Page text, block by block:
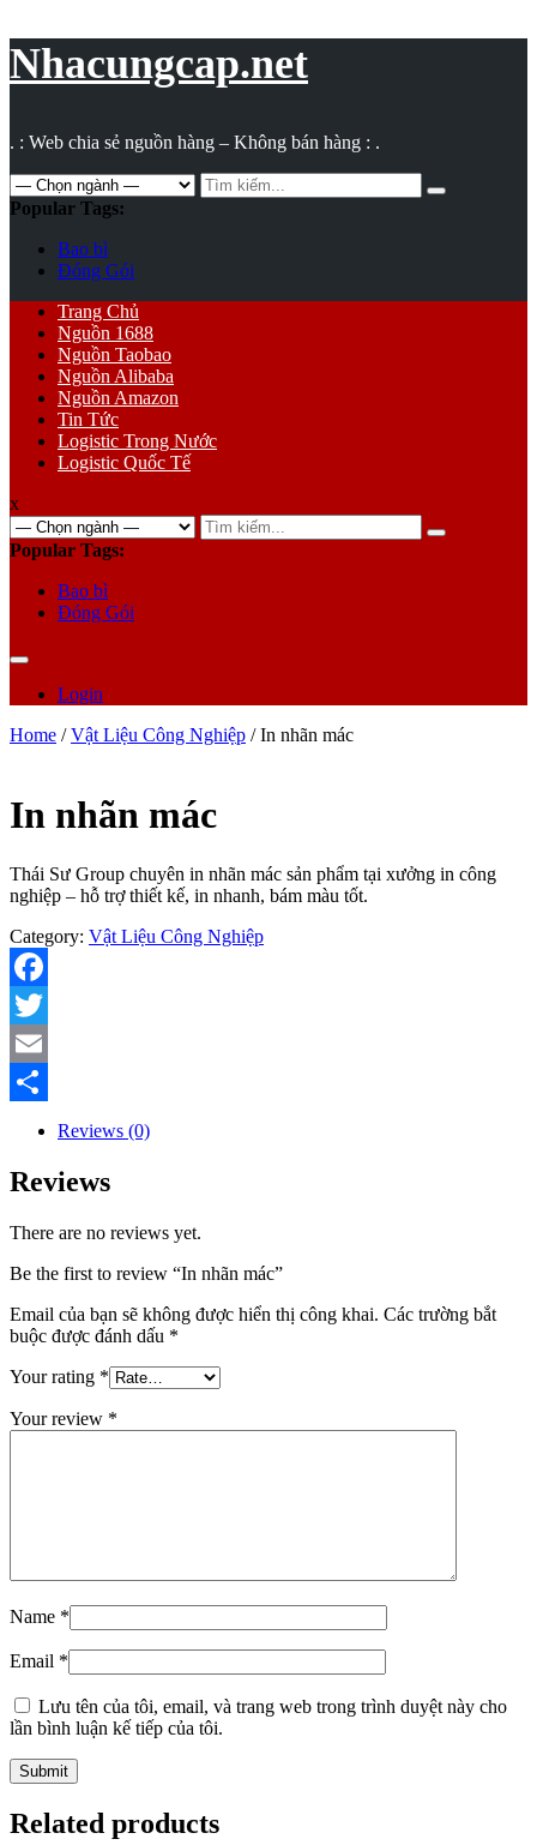
Nhacungcap.net
. : Web chia sẻ nguồn hàng – Không bán hàng : .
Search
for:
Popular Tags:
Bao bì
Đóng Gói
Primary
Menu
Trang Chủ
Nguồn 1688
Nguồn Taobao
Nguồn Alibaba
Nguồn Amazon
Tin Tức
Logistic Trong Nước
Logistic Quốc Tế
x
Search
for:
Popular Tags:
Bao bì
Đóng Gói
Login
Home /Vật Liệu Công Nghiệp / In nhãn mác
In nhãn mác
Thái Sư Group chuyên in nhãn mác sản phẩm tại xưởng in công
nghiệp – hỗ trợ thiết kế, in nhanh, bám màu tốt.
Category: Vật Liệu Công Nghiệp
Facebook
Twitter
Email
Reviews (0)
Reviews
There are no reviews yet.
Be the first to review “In nhãn mác”
Email của bạn sẽ không được hiển thị công khai. Các trường bắt
buộc được đánh dấu *
Your rating *
Your review *
Name *
Email *
Lưu tên của tôi, email, và trang web trong trình duyệt này cho
lần bình luận kế tiếp của tôi.
Related products